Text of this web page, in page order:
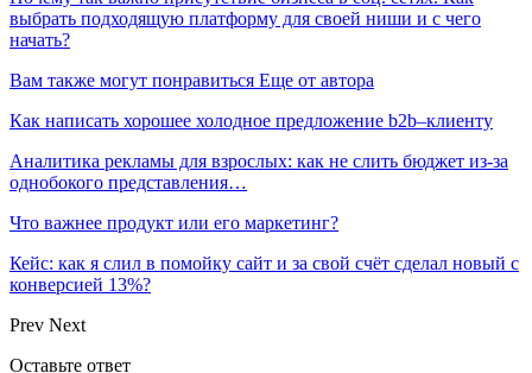
выбрать подходящую платформу для своей ниши и с чего
начать?
Вам также могут понравиться Еще от автора
Как написать хорошее холодное предложение b2b–клиенту
Аналитика рекламы для взрослых: как не слить бюджет из-за
однобокого представления…
Что важнее продукт или его маркетинг?
Кейс: как я слил в помойку сайт и за свой счёт сделал новый с
конверсией 13%?
Prev Next
Оставьте ответ